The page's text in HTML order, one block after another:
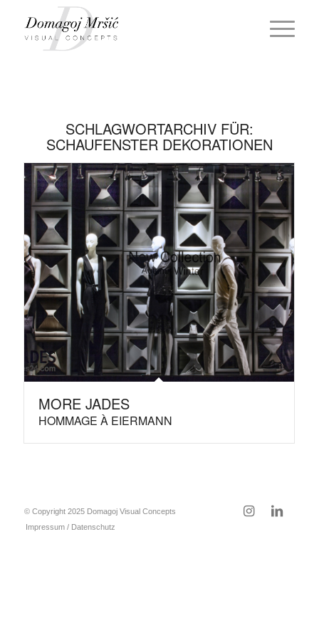
SCHLAGWORTARCHIV FÜR:
SCHAUFENSTER DEKORATIONEN
MORE JADES
HOMMAGE À EIERMANN
© Copyright 2025 Domagoj Visual Concepts
Impressum / Datenschutz